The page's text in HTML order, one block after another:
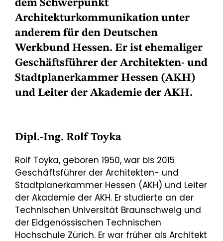
dem Schwerpunkt
Architekturkommunikation unter
anderem für den Deutschen
Werkbund Hessen. Er ist ehemaliger
Geschäftsführer der Architekten- und
Stadtplanerkammer Hessen (AKH)
und Leiter der Akademie der AKH.
Dipl.-Ing. Rolf Toyka
Rolf Toyka, geboren 1950, war bis 2015
Geschäftsführer der Architekten- und
Stadtplanerkammer Hessen (AKH) und Leiter
der Akademie der AKH. Er studierte an der
Technischen Universität Braunschweig und
der Eidgenössischen Technischen
Hochschule Zürich. Er war früher als Architekt